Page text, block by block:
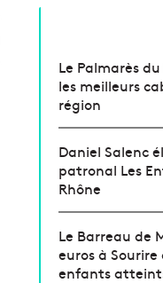
Le Palmarès
les meilleurs
région
Daniel Salenc
patronal Les
Rhône
Le Barreau de
euros à
enfants